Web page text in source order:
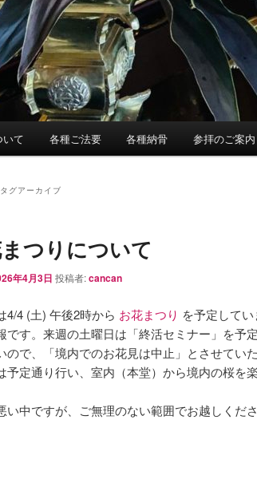
いて 各種ご法要 各種納骨 参拝のご案内
タグアーカイブ
つりについて
年4月3日 投稿者:cancan
4/4 (土) 午後2時から お花まつり を予定して
です。来週の土曜日は「終活セミナー」を予
ので、「境内でのお花見は中止」とさせてい
予定通り行い、室内（本堂）から境内の桜を
い中ですが、ご無理のない範囲でお越しくだ